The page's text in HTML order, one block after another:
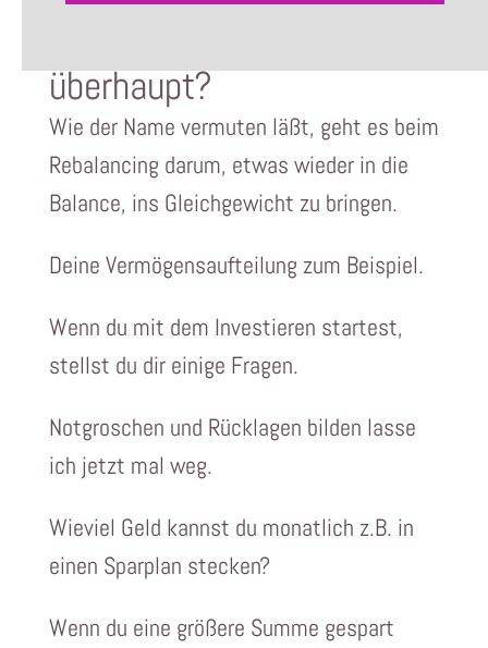
überhaupt?
Wie der Name vermuten läßt, geht es beim
Rebalancing darum, etwas wieder in die
Balance, ins Gleichgewicht zu bringen.
Deine Vermögensaufteilung zum Beispiel.
Wenn du mit dem Investieren startest,
stellst du dir einige Fragen.
Notgroschen und Rücklagen bilden lasse
ich jetzt mal weg.
Wieviel Geld kannst du monatlich z.B. in
einen Sparplan stecken?
Wenn du eine größere Summe gespart